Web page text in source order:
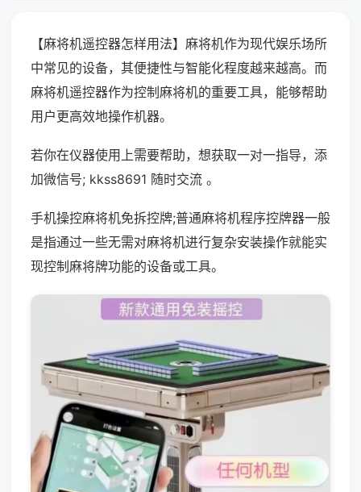
【麻将机遥控器怎样用法】麻将机作为现代娱乐场所
中常见的设备，其便捷性与智能化程度越来越高。而
麻将机遥控器作为控制麻将机的重要工具，能够帮助
用户更高效地操作机器。
若你在仪器使用上需要帮助，想获取一对一指导，添
加微信号; kkss8691 随时交流 。
手机操控麻将机免拆控牌;普通麻将机程序控牌器一般
是指通过一些无需对麻将机进行复杂安装操作就能实
现控制麻将牌功能的设备或工具。